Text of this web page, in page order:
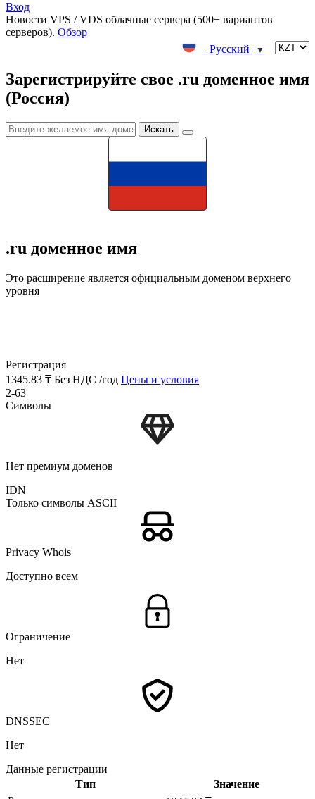
Вход
Новости VPS / VDS облачные сервера (500+ вариантов
серверов). Обзор
Русский
▼
Зарегистрируйте свое .ru доменное имя
(Россия)
.ru доменное имя
Это расширение является официальным доменом верхнего
уровня
Регистрация
1345.83 ₸ Без НДС /год Цены и условия
2-63
Символы
Нет премиум доменов
IDN
Только символы ASCII
Privacy Whois
Доступно всем
Ограничение
Нет
DNSSEC
Нет
Данные регистрации
Тип
Значение